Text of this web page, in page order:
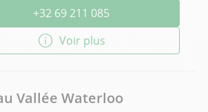
+32 69 211 085
Voir plus
Vallée Waterloo